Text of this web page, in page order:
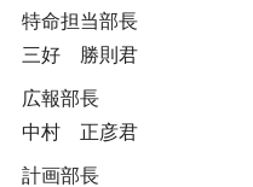
特命担当部長
三好 勝則君
広報部長
中村 正彦君
計画部長